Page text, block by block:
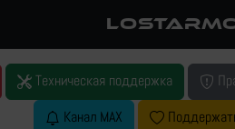
Техническая поддержка
Канал MAX